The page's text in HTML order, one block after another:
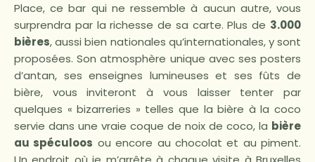
Place, ce bar qui ne ressemble à aucun autre, vous
surprendra par la richesse de sa carte. Plus de 3.000
bières, aussi bien nationales qu’internationales, y sont
proposées. Son atmosphère unique avec ses posters
d’antan, ses enseignes lumineuses et ses fûts de
bière, vous inviteront à vous laisser tenter par
quelques « bizarreries » telles que la bière à la coco
servie dans une vraie coque de noix de coco, la bière
au spéculoos ou encore au chocolat et au piment.